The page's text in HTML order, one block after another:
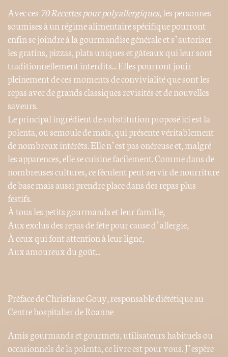
Avec ces 70 Recettes pour polyallergiques, les personnes
soumises à un régime alimentaire spécifique pourront
enfin se joindre à la gourmandise générale et s’autoriser
les gratins, pizzas, plats uniques et gâteaux qui leur sont
traditionnellement interdits... Elles pourront jouir
pleinement de ces moments de convivialité que sont les
repas avec de grands classiques revisités et de nouvelles
saveurs.
Le principal ingrédient de substitution proposé ici est la
polenta, ou semoule de maïs, qui présente véritablement
de nombreux intérêts. Elle n’est pas onéreuse et, malgré
les apparences, elle se cuisine facilement. Comme dans de
nombreuses cultures, ce féculent peut servir de nourriture
de base mais aussi prendre place dans des repas plus
festifs.
À tous les petits gourmands et leur famille,
Aux exclus des repas de fête pour cause d’allergie,
À ceux qui font attention à leur ligne,
Aux amoureux du goût...
Préface de Christiane Gouy, responsable diététique au
Centre hospitalier de Roanne
Amis gourmands et gourmets, utilisateurs habituels ou
occasionnels de la polenta, ce livre est pour vous. J’espère